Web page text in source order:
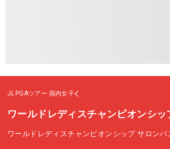
JLPGAツアー 国内女子
ワールドレディスチャンピオンシ
ワールドレディスチャンピオンシップ サロンパ